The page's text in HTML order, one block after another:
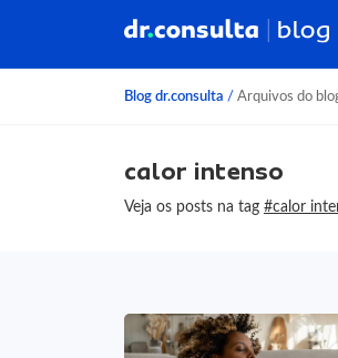
Blog dr.consulta / Arquivos do
calor intenso
Veja os posts na tag #calor